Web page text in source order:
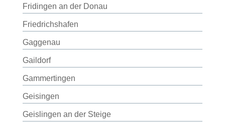
Fridingen an der Donau
Friedrichshafen
Gaggenau
Gaildorf
Gammertingen
Geisingen
Geislingen an der Steige